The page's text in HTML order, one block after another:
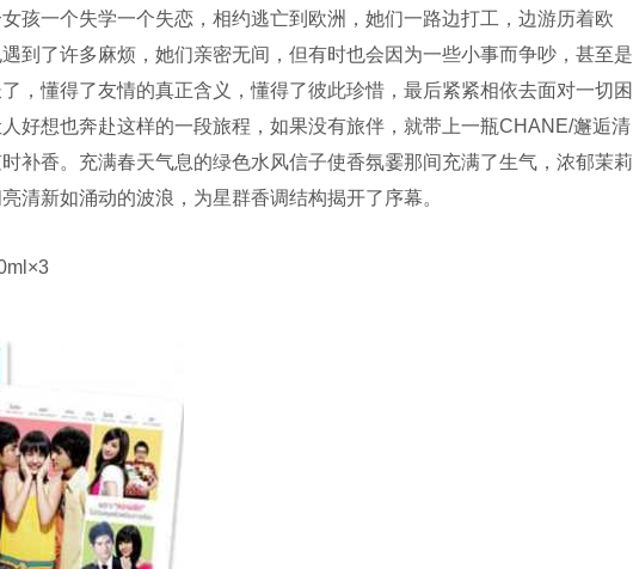
一个失学一个失恋，相约逃亡到欧洲，她们一路边打工，边游历着欧
到了许多麻烦，她们亲密无间，但有时也会因为一些小事而争吵，甚至是
，懂得了友情的真正含义，懂得了彼此珍惜，最后紧紧相依去面对一切困
好想也奔赴这样的一段旅程，如果没有旅伴，就带上一瓶CHANE/邂逅清
补香。充满春天气息的绿色水风信子使香氛霎那间充满了生气，浓郁茉莉
清新如涌动的波浪，为星群香调结构揭开了序幕。